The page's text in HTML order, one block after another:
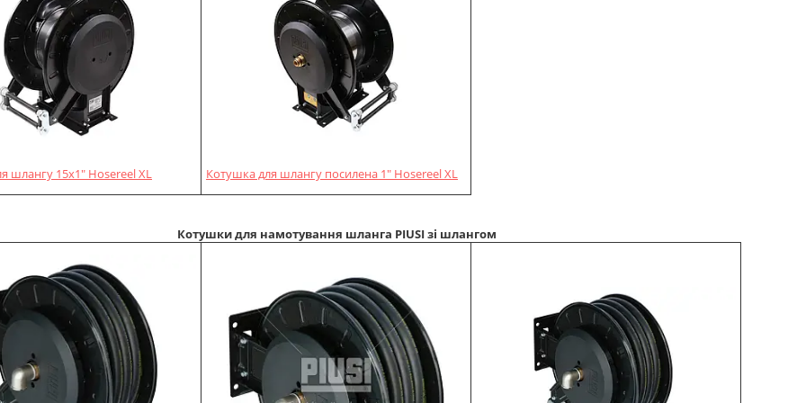
шлангу 15х1" Hosereel XL Котушка для шлангу посилена 1" Hosereel XL
Котушки для намотування шланга PIUSI зі шлангом